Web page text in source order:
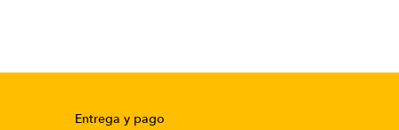
Entrega y pago